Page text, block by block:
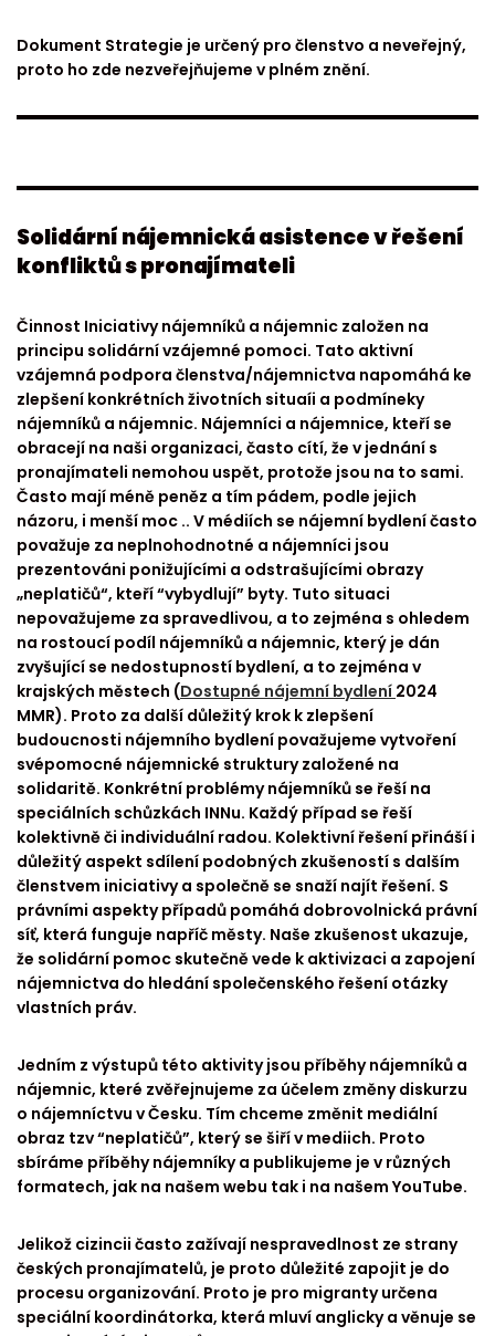
Dokument Strategie je určený pro členstvo a neveřejný,
proto ho zde nezveřejňujeme v plném znění.
Solidární nájemnická asistence v řešení
konfliktů s pronajímateli
Činnost Iniciativy nájemníků a nájemnic založen na
principu solidární vzájemné pomoci. Tato aktivní
vzájemná podpora členstva/nájemnictva napomáhá ke
zlepšení konkrétních životních situaíi a podmíneky
nájemníků a nájemnic. Nájemníci a nájemnice, kteří se
obracejí na naši organizaci, často cítí, že v jednání s
pronajímateli nemohou uspět, protože jsou na to sami.
Často mají méně peněz a tím pádem, podle jejich
názoru, i menší moc .. V médiích se nájemní bydlení často
považuje za neplnohodnotné a nájemníci jsou
prezentováni ponižujícími a odstrašujícími obrazy
„neplatičů“, kteří “vybydlují” byty. Tuto situaci
nepovažujeme za spravedlivou, a to zejména s ohledem
na rostoucí podíl nájemníků a nájemnic, který je dán
zvyšující se nedostupností bydlení, a to zejména v
krajských městech (Dostupné nájemní bydlení 2024
MMR). Proto za další důležitý krok k zlepšení
budoucnosti nájemního bydlení považujeme vytvoření
svépomocné nájemnické struktury založené na
solidaritě. Konkrétní problémy nájemníků se řeší na
speciálních schůzkách INNu. Každý případ se řeší
kolektivně či individuální radou. Kolektivní řešení přináší i
důležitý aspekt sdílení podobných zkušeností s dalším
členstvem iniciativy a společně se snaží najít řešení. S
právními aspekty případů pomáhá dobrovolnická právní
síť, která funguje napříč městy. Naše zkušenost ukazuje,
že solidární pomoc skutečně vede k aktivizaci a zapojení
nájemnictva do hledání společenského řešení otázky
vlastních práv.
Jedním z výstupů této aktivity jsou příběhy nájemníků a
nájemnic, které zvěřejnujeme za účelem změny diskurzu
o nájemníctvu v Česku. Tím chceme změnit mediální
obraz tzv “neplatičů”, který se šiří v mediich. Proto
sbíráme příběhy nájemníky a publikujeme je v různých
formatech, jak na našem webu tak i na našem YouTube.
Jelikož cizincii často zažívají nespravedlnost ze strany
českých pronajímatelů, je proto důležité zapojit je do
procesu organizování. Proto je pro migranty určena
speciální koordinátorka, která mluví anglicky a věnuje se